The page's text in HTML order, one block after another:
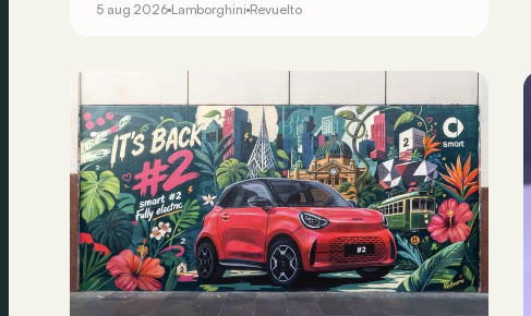
supercar.
5 aug 2026 Lamborghini Revuelto